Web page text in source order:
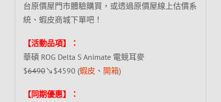
台原價屋門市體驗購買，或透過原價屋線上估價系
統、蝦皮商城下單吧！
【活動品項】：
華碩 ROG Delta S Animate 電競耳麥
$6490↘$4590 (蝦皮 、 開箱)
【同期優惠】：